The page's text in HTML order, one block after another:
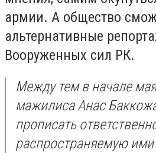
армии. А общество
альтернативные
Вооруженных сил РК.
Между тем в начале
мажилиса Анас
прописать
распространяемую